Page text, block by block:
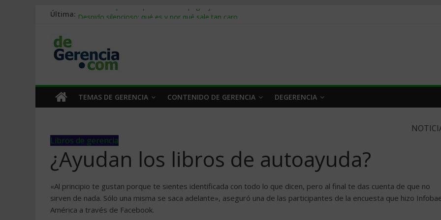
Última: Stablecoins para empresas: cómo pagar y cobrar en 2026
Trabajo forzoso en la cadena de suministro: qué hacer
Mercado hispano de EE. UU.: cómo segmentarlo y venderle
TEMAS DE GERENCIA CONTENIDO DE GERENCIA DEGERENCIA
Libros de gerencia
¿Ayudan los libros de autoayuda?
«Al principio te gustan porque te sientes identificada con todo lo que dicen, pero al final te das cuenta de que no
sirven de nada. Sólo una misma se saca adelante», aseguró una de las participantes de la encuesta que hizo
América a través de Facebook.